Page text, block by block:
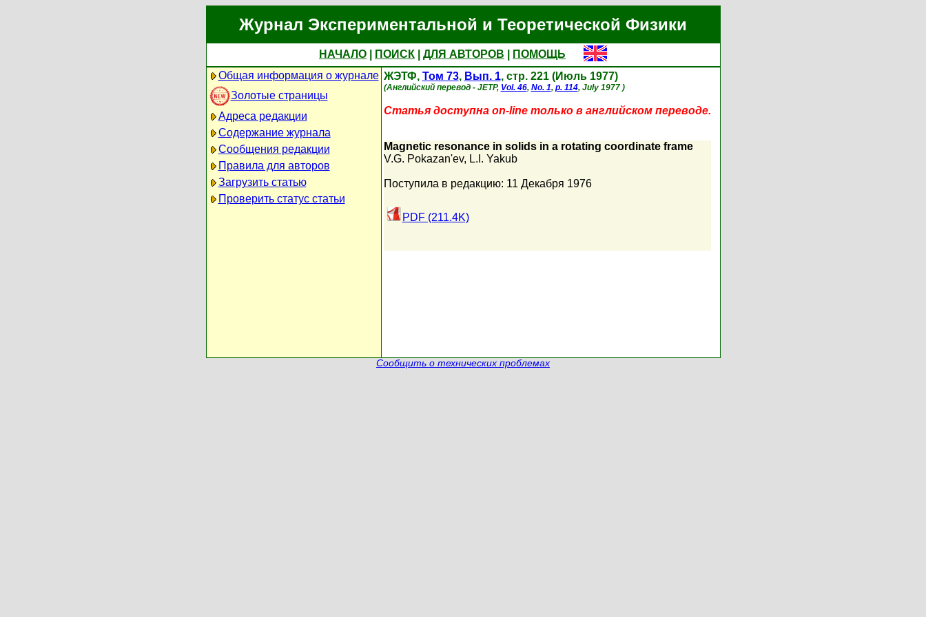
Журнал Экспериментальной и Теоретической Физики
НАЧАЛО ПОИСК ДЛЯ АВТОРОВ
ПОМОЩЬ
Общая информация о журнале
Золотые страницы
Адреса редакции
Содержание журнала
Сообщения редакции
Правила для авторов
Загрузить статью
Проверить статус статьи
ЖЭТФ, Том 73, Вып. 1, стр. 221 (Июль 1977)
(Английский перевод - JETP, Vol. 46, No. 1, p. 114, July 1977 )
Статья доступна on-line только в английском переводе.
Magnetic resonance in solids in a rotating coordinate frame
V.G. Pokazan'ev, L.I. Yakub
Поступила в редакцию: 11 Декабря 1976
PDF (211.4K)
Сообщить о технических проблемах